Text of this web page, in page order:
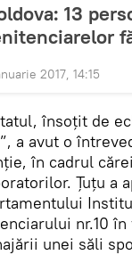
13
2017, 14:15
însoțit de
a avut o
în cadrul
Țuțu a
nr.10
unei săli